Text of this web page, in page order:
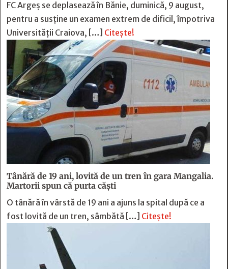
FC Argeș se deplasează în Bănie, duminică, 9 august,
pentru a susține un examen extrem de dificil, împotriva
Universității Craiova, […] Citește!
Tânără de 19 ani, lovită de un tren în gara Mangalia.
Martorii spun că purta căști
O tânără în vârstă de 19 ani a ajuns la spital după ce a
fost lovită de un tren, sâmbătă […] Citește!